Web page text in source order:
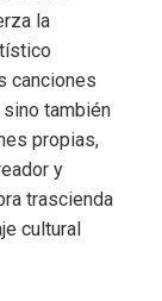
la
canciones
también
propias,
y
trascienda
cultural